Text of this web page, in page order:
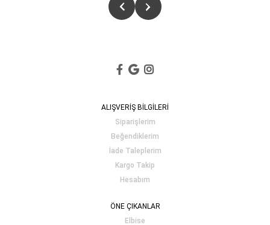
ALIŞVERİŞ BİLGİLERİ
Siparişlerim
Beğendiklerim
İade Taleplerim
Kargo Takip
Hesabım
ÖNE ÇIKANLAR
Elbise